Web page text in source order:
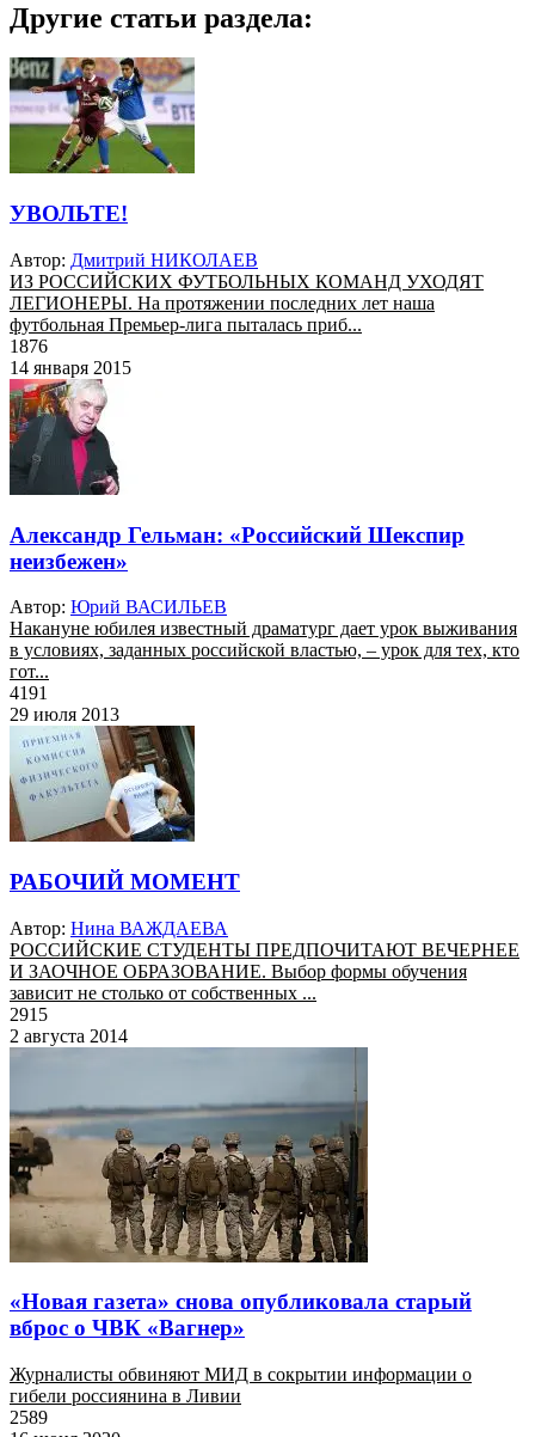
Другие статьи раздела:
УВОЛЬТЕ!
Автор: Дмитрий НИКОЛАЕВ
ИЗ РОССИЙСКИХ ФУТБОЛЬНЫХ КОМАНД УХОДЯТ
ЛЕГИОНЕРЫ. На протяжении последних лет наша
футбольная Премьер-лига пыталась приб...
1876
14 января 2015
Александр Гельман: «Российский Шекспир
неизбежен»
Автор: Юрий ВАСИЛЬЕВ
Накануне юбилея известный драматург дает урок выживания
в условиях, заданных российской властью, – урок для тех, кто
гот...
4191
29 июля 2013
РАБОЧИЙ МОМЕНТ
Автор: Нина ВАЖДАЕВА
РОССИЙСКИЕ СТУДЕНТЫ ПРЕДПОЧИТАЮТ ВЕЧЕРНЕЕ
И ЗАОЧНОЕ ОБРАЗОВАНИЕ. Выбор формы обучения
зависит не столько от собственных ...
2915
2 августа 2014
«Новая газета» снова опубликовала старый
вброс о ЧВК «Вагнер»
Журналисты обвиняют МИД в сокрытии информации о
гибели россиянина в Ливии
2589